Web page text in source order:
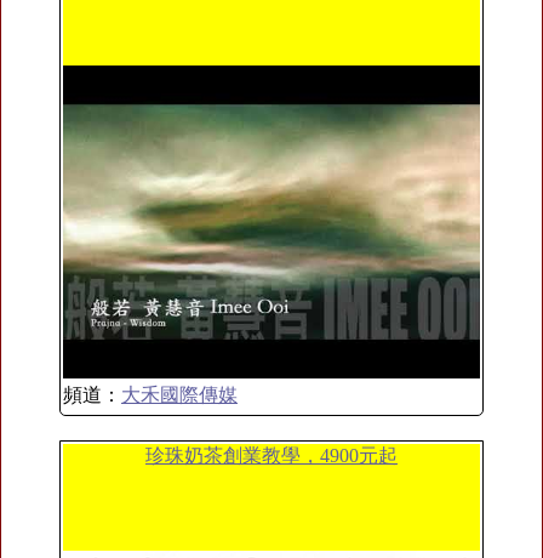
頻道： 大禾國際傳媒
珍珠奶茶創業教學，4900元起